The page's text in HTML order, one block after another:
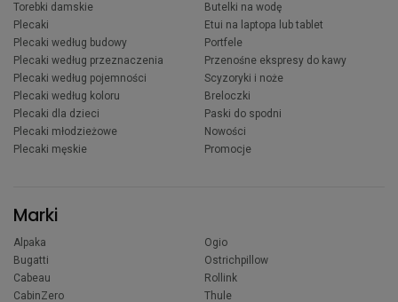
Torebki damskie
Plecaki
Plecaki według budowy
Plecaki według przeznaczenia
Plecaki według pojemności
Plecaki według koloru
Plecaki dla dzieci
Plecaki młodzieżowe
Plecaki męskie
Butelki na wodę
Etui na laptopa lub tablet
Portfele
Przenośne ekspresy do kawy
Scyzoryki i noże
Breloczki
Paski do spodni
Nowości
Promocje
Marki
Alpaka
Bugatti
Cabeau
CabinZero
Ogio
Ostrichpillow
Rollink
Thule